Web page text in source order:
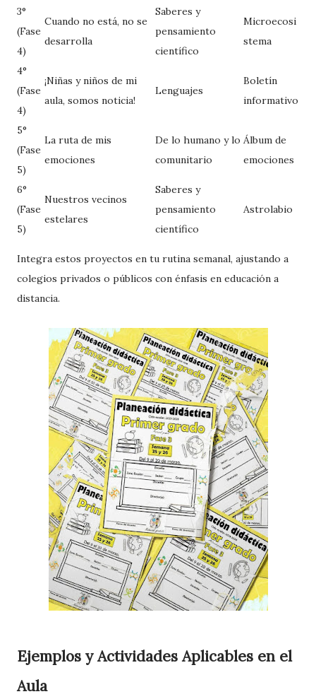
3°
(Fase
4)
Cuando no está, no se
desarrolla
Saberes y
pensamiento
científico
Microecosi
stema
4°
(Fase
4)
¡Niñas y niños de mi
aula, somos noticia!
Lenguajes
Boletín
informativo
5°
(Fase
5)
La ruta de mis
emociones
De lo humano y lo
comunitario
Álbum de
emociones
6°
(Fase
5)
Nuestros vecinos
estelares
Saberes y
pensamiento
científico
Astrolabio
Integra estos proyectos en tu rutina semanal, ajustando a
colegios privados o públicos con énfasis en educación a
distancia.
Ejemplos y Actividades Aplicables en el
Aula